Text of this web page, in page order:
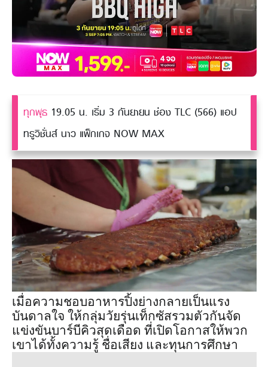
ทุกพุธ 19.05 น. เริ่ม 3 กันยายน ช่อง TLC (566) แอป
ทรูวิชั่นส์ นาว แพ็กเกจ NOW MAX
เมื่อความชอบอาหารปิ้งย่างกลายเป็นแรง
บันดาลใจ ให้กลุ่มวัยรุ่นเท็กซัสรวมตัวกันจัด
แข่งขันบาร์บีคิวสุดเดือด ที่เปิดโอกาสให้พวก
เขาได้ทั้งความรู้ ชื่อเสียง และทุนการศึกษา